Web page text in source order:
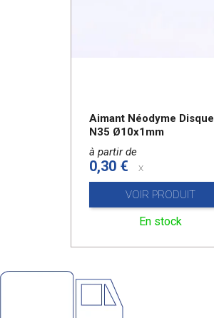
Aimant Néodyme Disque
N35 Ø10x1mm
à partir de
0,30 € x
VOIR PRODUIT
En stock